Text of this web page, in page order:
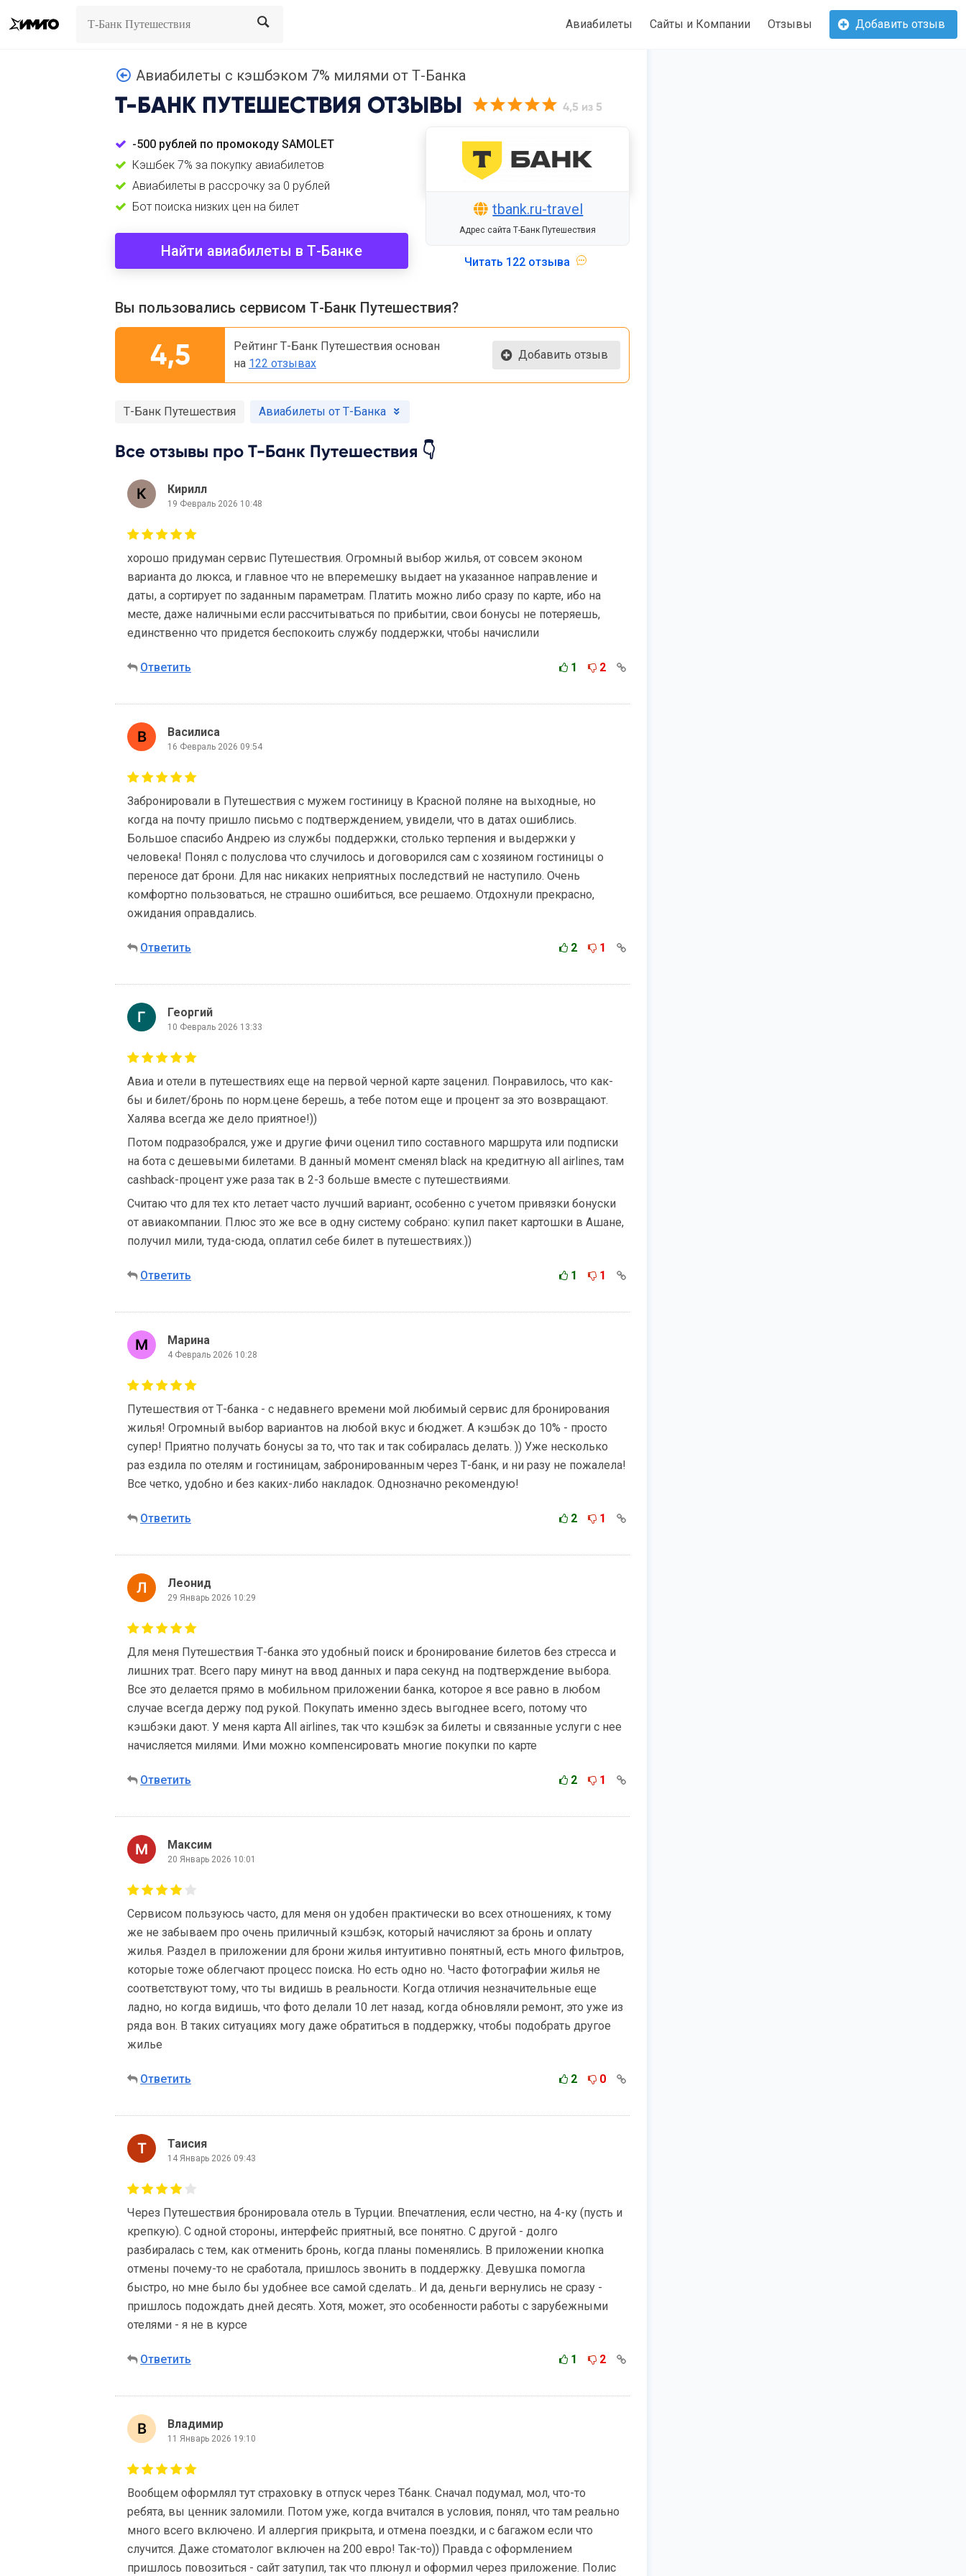
Search Авиабилеты Сайты и Компании Отзывы Добавить отзыв
Авиабилеты с кэшбэком 7% милями от Т-Банка
Т-БАНК ПУТЕШЕСТВИЯ ОТЗЫВЫ 4,5 из 5
-500 рублей по промокоду SAMOLET
Кэшбек 7% за покупку авиабилетов
Авиабилеты в рассрочку за 0 рублей
Бот поиска низких цен на билет
Найти авиабилеты в Т-Банке
tbank.ru-travel
Адрес сайта Т-Банк Путешествия
Читать 122 отзыва
Вы пользовались сервисом Т-Банк Путешествия?
4,5
Рейтинг Т-Банк Путешествия основан
на 122 отзывах
Добавить отзыв
Т-Банк Путешествия Авиабилеты от Т-Банка
Все отзывы про Т-Банк Путешествия 👇
Кирилл
19 Февраль 2026 10:48
хорошо придуман сервис Путешествия. Огромный выбор жилья, от совсем эконом
варианта до люкса, и главное что не вперемешку выдает на указанное направление и
даты, а сортирует по заданным параметрам. Платить можно либо сразу по карте, ибо на
месте, даже наличными если рассчитываться по прибытии, свои бонусы не потеряешь,
единственно что придется беспокоить службу поддержки, чтобы начислили
Ответить 1 2
Василиса
16 Февраль 2026 09:54
Забронировали в Путешествия с мужем гостиницу в Красной поляне на выходные, но
когда на почту пришло письмо с подтверждением, увидели, что в датах ошиблись.
Большое спасибо Андрею из службы поддержки, столько терпения и выдержки у
человека! Понял с полуслова что случилось и договорился сам с хозяином гостиницы о
переносе дат брони. Для нас никаких неприятных последствий не наступило. Очень
комфортно пользоваться, не страшно ошибиться, все решаемо. Отдохнули прекрасно,
ожидания оправдались.
Ответить 2 1
Георгий
10 Февраль 2026 13:33
Авиа и отели в путешествиях еще на первой черной карте заценил. Понравилось, что как-
бы и билет/бронь по норм.цене берешь, а тебе потом еще и процент за это возвращают.
Халява всегда же дело приятное!))
Потом подразобрался, уже и другие фичи оценил типо составного маршрута или подписки
на бота с дешевыми билетами. В данный момент сменял black на кредитную all airlines, там
cashback-процент уже раза так в 2-3 больше вместе с путешествиями.
Считаю что для тех кто летает часто лучший вариант, особенно с учетом привязки бонуски
от авиакомпании. Плюс это же все в одну систему собрано: купил пакет картошки в Ашане,
получил мили, туда-сюда, оплатил себе билет в путешествиях.))
Ответить 1 1
Марина
4 Февраль 2026 10:28
Путешествия от Т-банка - с недавнего времени мой любимый сервис для бронирования
жилья! Огромный выбор вариантов на любой вкус и бюджет. А кэшбэк до 10% - просто
супер! Приятно получать бонусы за то, что так и так собиралась делать. )) Уже несколько
раз ездила по отелям и гостиницам, забронированным через Т-банк, и ни разу не пожалела!
Все четко, удобно и без каких-либо накладок. Однозначно рекомендую!
Ответить 2 1
Леонид
29 Январь 2026 10:29
Для меня Путешествия Т-банка это удобный поиск и бронирование билетов без стресса и
лишних трат. Всего пару минут на ввод данных и пара секунд на подтверждение выбора.
Все это делается прямо в мобильном приложении банка, которое я все равно в любом
случае всегда держу под рукой. Покупать именно здесь выгоднее всего, потому что
кэшбэки дают. У меня карта Аll airlines, так что кэшбэк за билеты и связанные услуги с нее
начисляется милями. Ими можно компенсировать многие покупки по карте
Ответить 2 1
Максим
20 Январь 2026 10:01
Сервисом пользуюсь часто, для меня он удобен практически во всех отношениях, к тому
же не забываем про очень приличный кэшбэк, который начисляют за бронь и оплату
жилья. Раздел в приложении для брони жилья интуитивно понятный, есть много фильтров,
которые тоже облегчают процесс поиска. Но есть одно но. Часто фотографии жилья не
соответствуют тому, что ты видишь в реальности. Когда отличия незначительные еще
ладно, но когда видишь, что фото делали 10 лет назад, когда обновляли ремонт, это уже из
ряда вон. В таких ситуациях могу даже обратиться в поддержку, чтобы подобрать другое
жилье
Ответить 2 0
Таисия
14 Январь 2026 09:43
Через Путешествия бронировала отель в Турции. Впечатления, если честно, на 4-ку (пусть и
крепкую). С одной стороны, интерфейс приятный, все понятно. С другой - долго
разбиралась с тем, как отменить бронь, когда планы поменялись. В приложении кнопка
отмены почему-то не сработала, пришлось звонить в поддержку. Девушка помогла
быстро, но мне было бы удобнее все самой сделать.. И да, деньги вернулись не сразу -
пришлось подождать дней десять. Хотя, может, это особенности работы с зарубежными
отелями - я не в курсе
Ответить 1 2
Владимир
11 Январь 2026 19:10
Вообщем оформлял тут страховку в отпуск через Тбанк. Сначал подумал, мол, что-то
ребята, вы ценник заломили. Потом уже, когда вчитался в условия, понял, что там реально
много всего включено. И аллергия прикрыта, и отмена поездки, и с багажом если что
случится. Даже стоматолог включен на 200 евро! Так-то)) Правда с оформлением
пришлось повозиться - сайт затупил, так что плюнул и оформил через приложение. Полис